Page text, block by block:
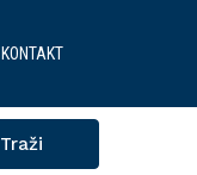
KONTAKT
Traži